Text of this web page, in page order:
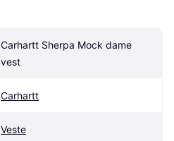
Carhartt Sherpa Mock dame
vest
Carhartt
Veste